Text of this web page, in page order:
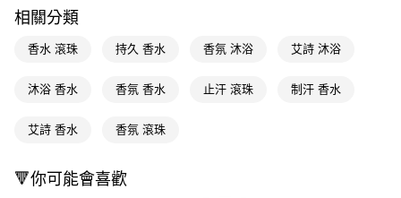
Google Pay
相關說明
便利好安心！
２．便利：只要手機號碼，簡訊認證，即可結帳。
３．安心：先確認商品／服務後，再付款。
全家取貨付款
相關分類
香水 滾珠 持久 香水 香氛 沐浴 艾詩 沐浴
沐浴 香水 香氛 香水 止汗 滾珠 制汗 香水
艾詩 香水 香氛 滾珠
🔻你可能會喜歡